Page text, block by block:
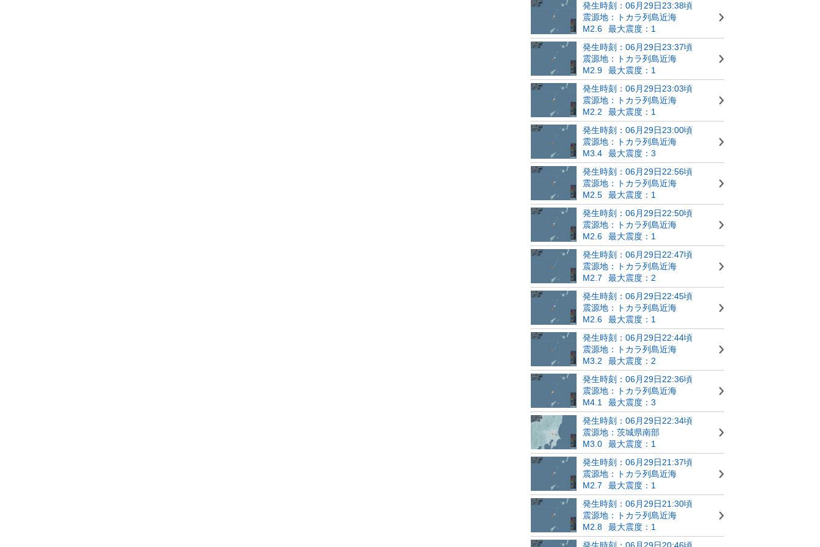
発生時刻：06月29日23:38頃
震源地：トカラ列島近海
M2.6
最大震度：1
発生時刻：06月29日23:37頃
震源地：トカラ列島近海
M2.9
最大震度：1
発生時刻：06月29日23:03頃
震源地：トカラ列島近海
M2.2
最大震度：1
発生時刻：06月29日23:00頃
震源地：トカラ列島近海
M3.4
最大震度：3
発生時刻：06月29日22:56頃
震源地：トカラ列島近海
M2.5
最大震度：1
発生時刻：06月29日22:50頃
震源地：トカラ列島近海
M2.6
最大震度：1
発生時刻：06月29日22:47頃
震源地：トカラ列島近海
M2.7
最大震度：2
発生時刻：06月29日22:45頃
震源地：トカラ列島近海
M2.6
最大震度：1
発生時刻：06月29日22:44頃
震源地：トカラ列島近海
M3.2
最大震度：2
発生時刻：06月29日22:36頃
震源地：トカラ列島近海
M4.1
最大震度：3
発生時刻：06月29日22:34頃
震源地：茨城県南部
M3.0
最大震度：1
発生時刻：06月29日21:37頃
震源地：トカラ列島近海
M2.7
最大震度：1
発生時刻：06月29日21:30頃
震源地：トカラ列島近海
M2.8
最大震度：1
発生時刻：06月29日20:46頃